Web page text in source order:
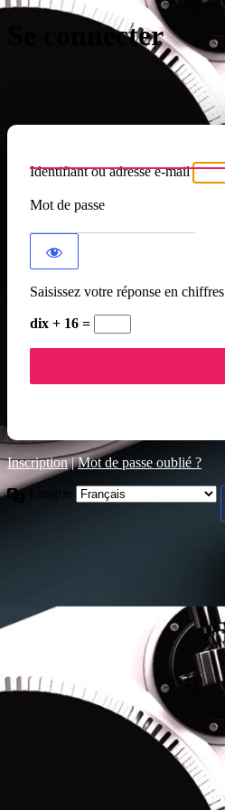
Se connecter
Identifiant ou adresse e-mail
Mot de passe
Saisissez votre réponse en chiffres
dix + 16 =
Inscription|Mot de passe oublié ?
Langue